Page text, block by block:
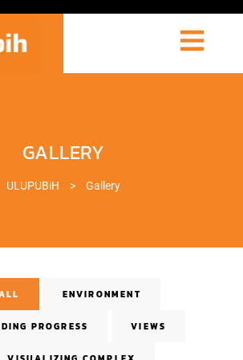
GALLERY
ULUPUBiH > Gallery
ENVIRONMENT
PROGRESS VIEWS